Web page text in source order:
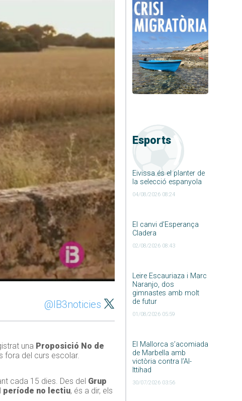
Esports
Eivissa és el planter de
la selecció espanyola
04/08/2026 08:24
El canvi d’Esperança
Cladera
02/08/2026 08:43
Leire Escauriaza i Marc
Naranjo, dos
gimnastes amb molt
de futur
01/08/2026 05:59
El Mallorca s’acomiada
de Marbella amb
victòria contra l’Al-
Ittihad
30/07/2026 03:56
@IB3noticies
una Proposició No de
fora del curs escolar.
cada 15 dies. Des del Grup
període no lectiu, és a dir, els